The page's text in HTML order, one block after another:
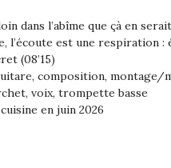
dans l’abîme que çà en
l’écoute est une respiration
(08’15)
composition, montage/
voix, trompette basse
en juin 2026